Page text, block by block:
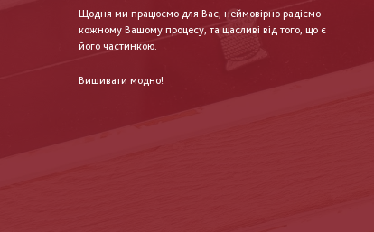
Щодня ми працюємо для Вас, неймовірно радіємо
кожному Вашому процесу, та щасливі від того, що є
його частинкою.
Вишивати модно!